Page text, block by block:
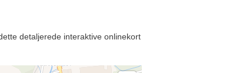
detaljerede interaktive onlinekort